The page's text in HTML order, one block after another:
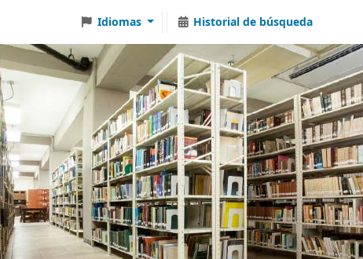
Idiomas Historial de búsqueda